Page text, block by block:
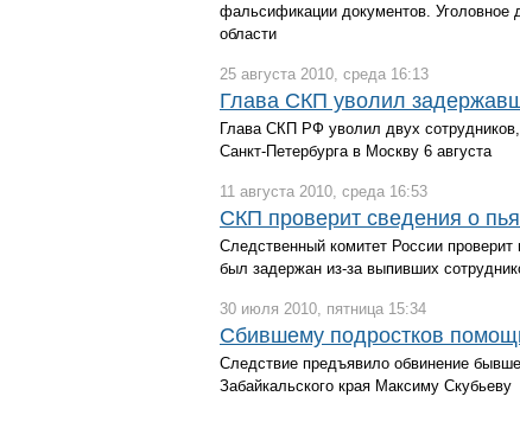
фальсификации документов.
области
25 августа 2010, среда 16:13
Глава СКП уволил
Глава СКП РФ уволил двух
Санкт-Петербурга в Москву 6 августа
11 августа 2010, среда 16:53
СКП проверит сведения о
Следственный комитет России
был задержан из-за выпивших
30 июля 2010, пятница 15:34
Сбившему подростков
Следствие предъявило обвинение
Забайкальского края Максиму Скубьеву